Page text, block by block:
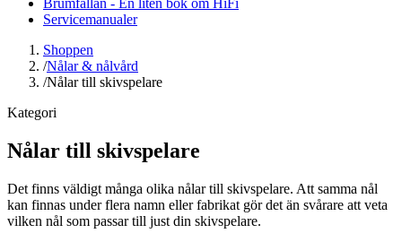
Servicemanualer
Shoppen
/Nålar & nålvård
/Nålar till skivspelare
Kategori
Nålar till skivspelare
Det finns väldigt många olika nålar till skivspelare. Att samma nål
kan finnas under flera namn eller fabrikat gör det än svårare att veta
vilken nål som passar till just din skivspelare.